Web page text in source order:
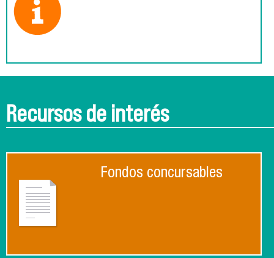
Recursos de interés
Fondos concursables